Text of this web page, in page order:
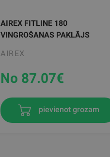
AIREX FITLINE 180
VINGROŠANAS PAKLĀJS
AIREX
No 87.07€
pievienot grozam